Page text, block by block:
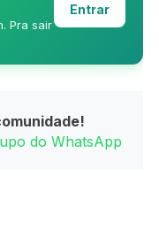
Pra sair
Entrar
do WhatsApp